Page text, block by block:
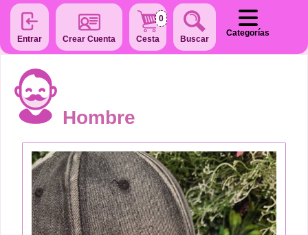
Entrar Crear Cuenta
0
Cesta Buscar
Categorías
Hombre